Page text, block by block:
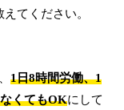
てください。
1日8時間労働、1
くてもOKにして